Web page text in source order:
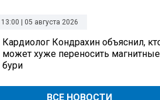
13:00 | 05 августа 2026
Кардиолог Кондрахин объяснил,
может хуже переносить магнитные
бури
ВСЕ НОВОСТИ